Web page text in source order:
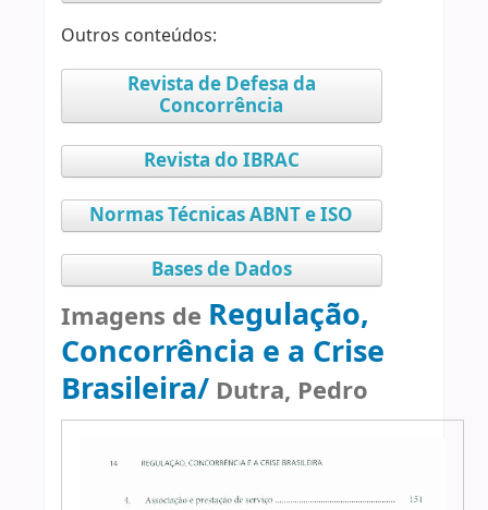
Outros conteúdos:
Revista de Defesa da
Concorrência
Revista do IBRAC
Normas Técnicas ABNT e ISO
Bases de Dados
Imagens de Regulação,
Concorrência e a Crise
Brasileira/ Dutra, Pedro